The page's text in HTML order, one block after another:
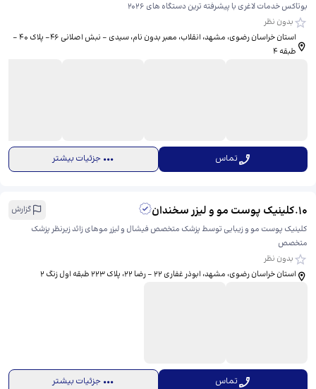
بوتاکس خدمات لاغری با پیشرفته ترین دستگاه های 2026
بدون نظر
استان خراسان رضوی، مشهد، انقلاب، معبر بدون نام، ​سیدی - نبش اصلانی 46- پلاک 40 -
طبقه 4
تماس جزئیات بیشتر
10
.کلینیک پوست مو و لیزر سخندان
گزارش
کلینیک پوست مو و زیبایی توسط پزشک متخصص فیشال و لیزر موهای زائد زیرنظر پزشک
متخصص
بدون نظر
استان خراسان رضوی، مشهد، ابوذر غفاری 22 - رضا 22، ​پلاک ۲۲۳ طبقه اول زنگ ۲
تماس جزئیات بیشتر